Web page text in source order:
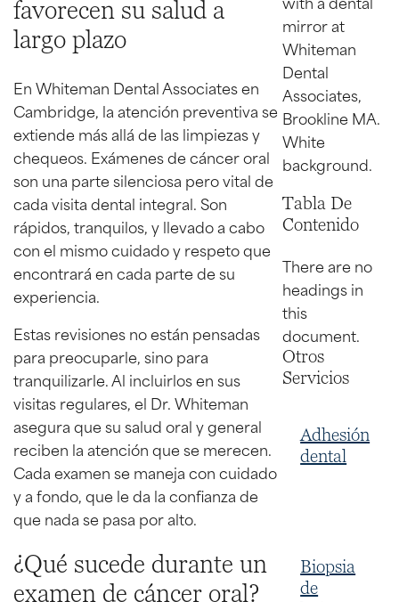
favorecen su salud a
largo plazo
En Whiteman Dental Associates en
Cambridge, la atención preventiva se
extiende más allá de las limpiezas y
chequeos. Exámenes de cáncer oral
son una parte silenciosa pero vital de
cada visita dental integral. Son
rápidos, tranquilos, y llevado a cabo
con el mismo cuidado y respeto que
encontrará en cada parte de su
experiencia.
Estas revisiones no están pensadas
para preocuparle, sino para
tranquilizarle. Al incluirlos en sus
visitas regulares, el Dr. Whiteman
asegura que su salud oral y general
reciben la atención que se merecen.
Cada examen se maneja con cuidado
y a fondo, que le da la confianza de
que nada se pasa por alto.
¿Qué sucede durante un
examen de cáncer oral?
Tabla De
Contenido
There are no
headings in
this
document.
Otros
Servicios
Adhesión
dental
Biopsia
de